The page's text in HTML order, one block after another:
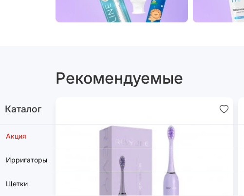
Каталог
Акция
Ирригаторы
Щетки
Рекомендуемые